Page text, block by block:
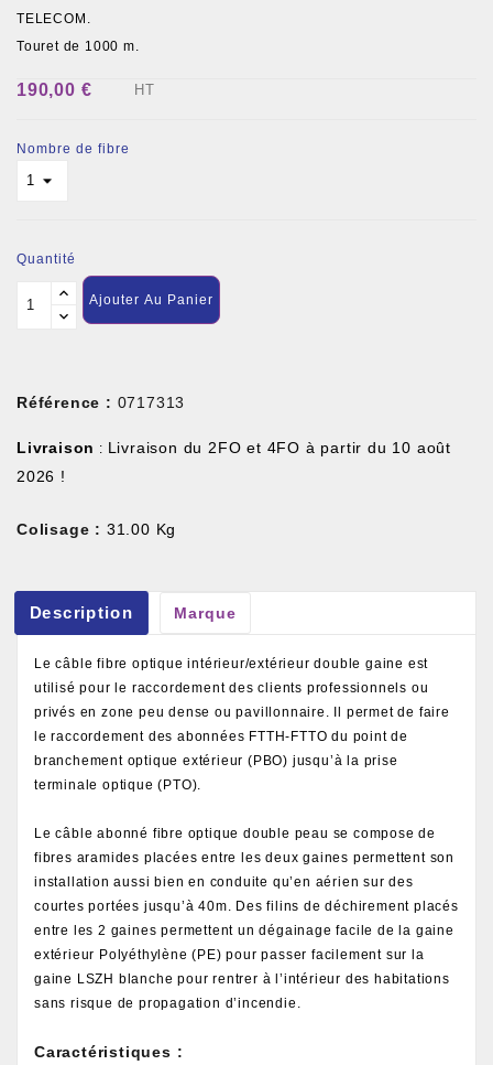
TELECOM.
Touret de 1000 m.
190,00 € HT
Nombre de fibre
Quantité
Ajouter Au Panier
Référence : 0717313
Livraison : Livraison du 2FO et 4FO à partir du 10 août
2026 !
Colisage : 31.00 Kg
Description Marque
Le câble fibre optique intérieur/extérieur double gaine est
utilisé pour le raccordement des clients professionnels ou
privés en zone peu dense ou pavillonnaire. Il permet de faire
le raccordement des abonnées FTTH-FTTO du point de
branchement optique extérieur (PBO) jusqu’à la prise
terminale optique (PTO).
Le câble abonné fibre optique double peau se compose de
fibres aramides placées entre les deux gaines permettent son
installation aussi bien en conduite qu’en aérien sur des
courtes portées jusqu’à 40m. Des filins de déchirement placés
entre les 2 gaines permettent un dégainage facile de la gaine
extérieur Polyéthylène (PE) pour passer facilement sur la
gaine LSZH blanche pour rentrer à l’intérieur des habitations
sans risque de propagation d’incendie.
Caractéristiques :